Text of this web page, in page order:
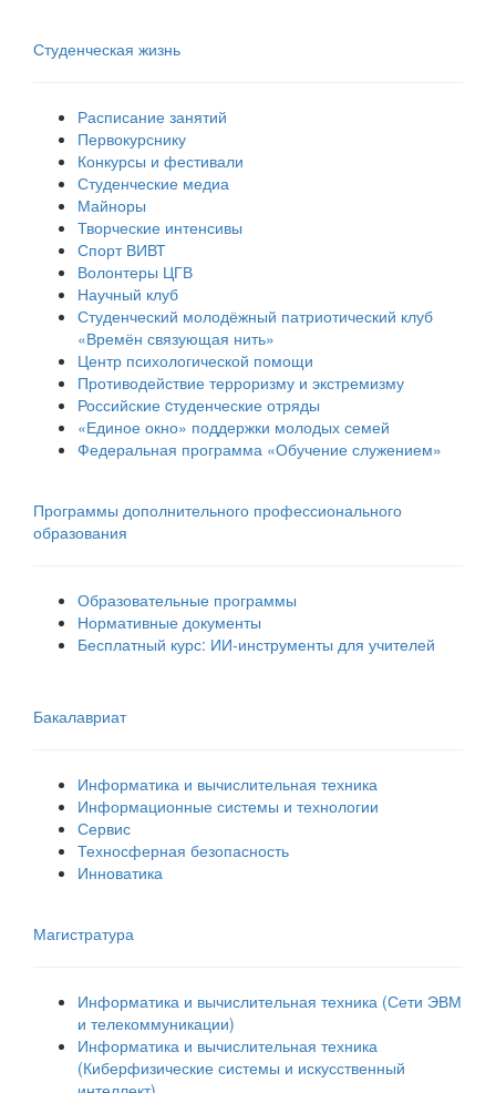
Студенческая жизнь
Расписание занятий
Первокурснику
Конкурсы и фестивали
Студенческие медиа
Майноры
Творческие интенсивы
Спорт ВИВТ
Волонтеры ЦГВ
Научный клуб
Студенческий молодёжный патриотический клуб
«Времён связующая нить»
Центр психологической помощи
Противодействие терроризму и экстремизму
Российские cтуденческие отряды
«Единое окно» поддержки молодых семей
Федеральная программа «Обучение служением»
Программы дополнительного профессионального
образования
Образовательные программы
Нормативные документы
Бесплатный курс: ИИ‑инструменты для учителей
Бакалавриат
Информатика и вычислительная техника
Информационные системы и технологии
Сервис
Техносферная безопасность
Инноватика
Магистратура
Информатика и вычислительная техника (Сети ЭВМ
и телекоммуникации)
Информатика и вычислительная техника
(Киберфизические системы и искусственный